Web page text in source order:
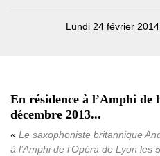
Lundi 24 février
En résidence à l’Amphi de
décembre 2013...
Le saxophoniste britannique
à l’Amphi de l’Opéra de Lyon